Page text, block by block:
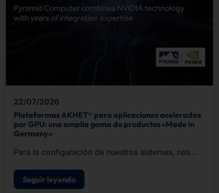
22/07/2026
Plataformas AKHET® para aplicaciones aceleradas
por GPU: una amplia gama de productos «Made in
Germany»
Para la configuración de nuestros sistemas, nos
artificial de NVIDIA.
Seguir leyendo